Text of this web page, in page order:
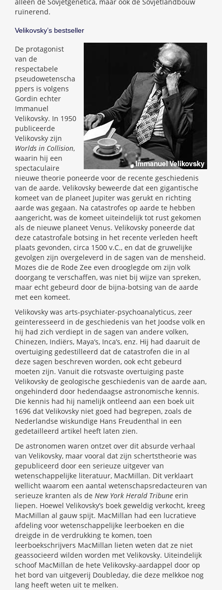
ruïnerend.
Velikovsky’s bestseller
De protagonist
van de
respectabele
pseudowetenscha
ppers is volgens
Gordin echter
Immanuel
Velikovsky. In 1950
publiceerde
Velikovsky zijn
Worlds in Collision,
waarin hij een
spectaculaire
nieuwe theorie poneerde voor de recente geschiedenis
van de aarde. Velikovsky beweerde dat een gigantische
komeet van de planeet Jupiter was gerukt en richting
aarde was gegaan. Na catastrofes op aarde te hebben
aangericht, was de komeet uiteindelijk tot rust gekomen
als de nieuwe planeet Venus. Velikovsky poneerde dat
deze catastrofale botsing in het recente verleden heeft
plaats gevonden, circa 1500 v.C., en dat de gruwelijke
gevolgen zijn overgeleverd in de sagen van de mensheid.
Mozes die de Rode Zee even drooglegde om zijn volk
doorgang te verschaffen, was niet bij wijze van spreken,
maar echt gebeurd door de bijna-botsing van de aarde
met een komeet.
Velikovsky was arts-psychiater-psychoanalyticus, zeer
geïnteresseerd in de geschiedenis van het Joodse volk en
hij had zich verdiept in de sagen van andere volken,
Chinezen, Indiërs, Maya’s, Inca’s, enz. Hij had daaruit de
overtuiging gedestilleerd dat de catastrofen die in al
deze sagen beschreven worden, ook echt gebeurd
moeten zijn. Vanuit die rotsvaste overtuiging paste
Velikovsky de geologische geschiedenis van de aarde aan,
ongehinderd door hedendaagse astronomische kennis.
Die kennis had hij namelijk ontleend aan een boek uit
1696 dat Velikovsky niet goed had begrepen, zoals de
Nederlandse wiskundige Hans Freudenthal in een
gedetailleerd artikel heeft laten zien.
De astronomen waren ontzet over dit absurde verhaal
van Velikovsky, maar vooral dat zijn schertstheorie was
gepubliceerd door een serieuze uitgever van
wetenschappelijke literatuur, MacMillan. Dit verklaart
wellicht waarom een aantal wetenschapsredacteuren van
serieuze kranten als de New York Herald Tribune erin
liepen. Hoewel Velikovsky’s boek geweldig verkocht, kreeg
MacMillan al gauw spijt. MacMillan had een lucratieve
afdeling voor wetenschappelijke leerboeken en die
dreigde in de verdrukking te komen, toen
leerboekschrijvers MacMillan lieten weten dat ze niet
geassocieerd wilden worden met Velikovsky. Uiteindelijk
schoof MacMillan de hete Velikovsky-aardappel door op
het bord van uitgeverij Doubleday, die deze melkkoe nog
lang heeft weten uit te melken.